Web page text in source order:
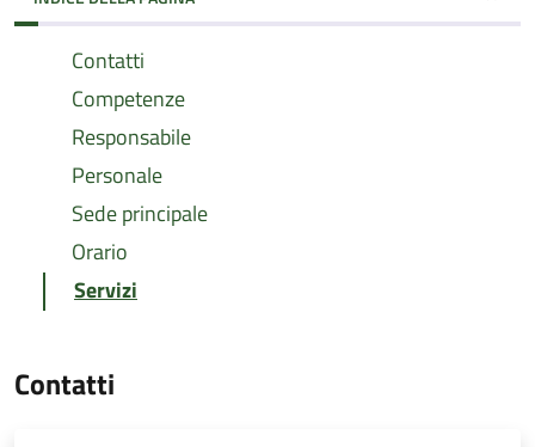
Contatti
Competenze
Responsabile
Personale
Sede principale
Orario
Servizi
Contatti